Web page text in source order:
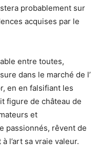
probablement sur
acquises par le
entre toutes,
dans le marché de l’
en en falsifiant les
figure de château de
et
passionnés, rêvent de
l’art sa vraie valeur.